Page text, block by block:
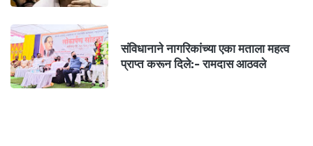
संविधानाने नागरिकांच्या एका मताला महत्व
प्राप्त करून दिले:- रामदास आठवले